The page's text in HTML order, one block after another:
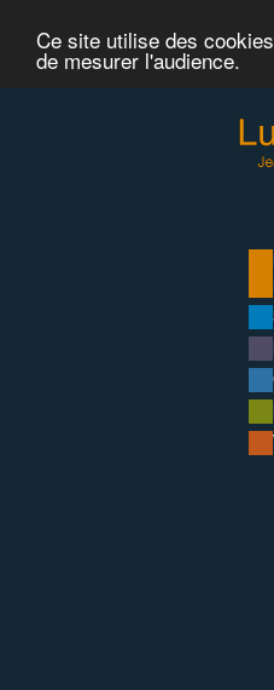
Ce site utilise des
de mesurer l'audience.